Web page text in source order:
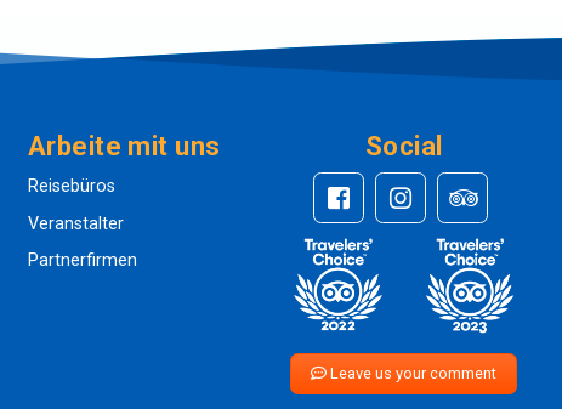
Arbeite mit uns
Reisebüros
Veranstalter
Partnerfirmen
Social
Leave us your comment